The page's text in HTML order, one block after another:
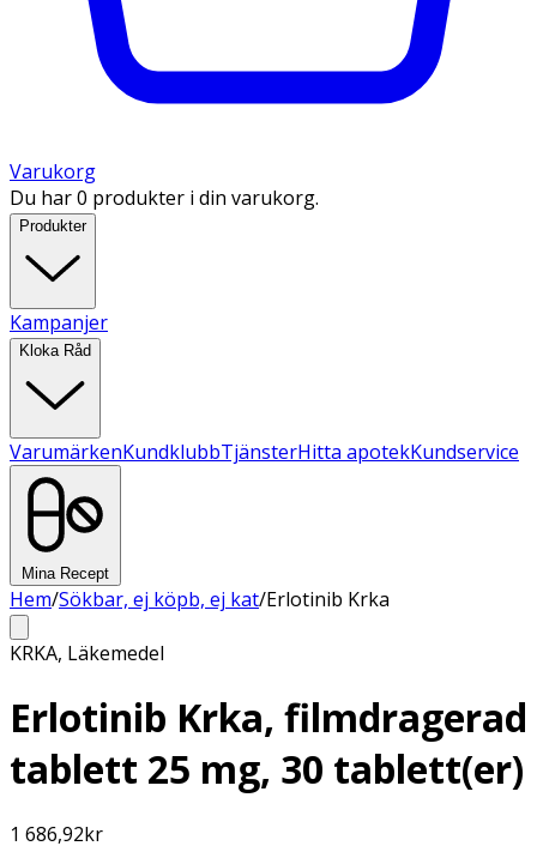
Varukorg
Du har 0 produkter i din varukorg.
Produkter
Kampanjer
Kloka Råd
VarumärkenKundklubbTjänsterHitta apotekKundservice
Mina Recept
Hem/Sökbar, ej köpb, ej kat/Erlotinib Krka
KRKA, Läkemedel
Erlotinib Krka, filmdragerad
tablett 25 mg, 30 tablett(er)
1 686,92kr